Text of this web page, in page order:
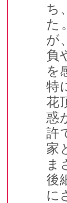
ち
た
が
負
を
特
花
惑
許
家
ま
後
に